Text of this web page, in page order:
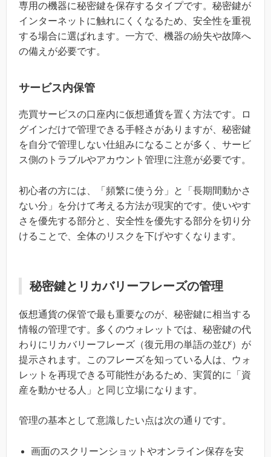
専用の機器に秘密鍵を保存するタイプです。秘密鍵が
インターネットに触れにくくなるため、安全性を重視
する場合に選ばれます。一方で、機器の紛失や故障へ
の備えが必要です。
サービス内保管
売買サービスの口座内に仮想通貨を置く方法です。ロ
グインだけで管理できる手軽さがありますが、秘密鍵
を自分で管理しない仕組みになることが多く、サービ
ス側のトラブルやアカウント管理に注意が必要です。
初心者の方には、「頻繁に使う分」と「長期間動かさ
ない分」を分けて考える方法が現実的です。使いやす
さを優先する部分と、安全性を優先する部分を切り分
けることで、全体のリスクを下げやすくなります。
秘密鍵とリカバリーフレーズの管理
仮想通貨の保管で最も重要なのが、秘密鍵に相当する
情報の管理です。多くのウォレットでは、秘密鍵の代
わりにリカバリーフレーズ（復元用の単語の並び）が
提示されます。このフレーズを知っている人は、ウォ
レットを再現できる可能性があるため、実質的に「資
産を動かせる人」と同じ立場になります。
管理の基本として意識したい点は次の通りです。
画面のスクリーンショットやオンライン保存を安